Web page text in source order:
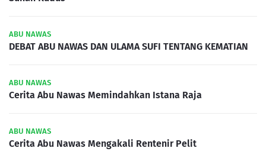
ABU NAWAS
DEBAT ABU NAWAS DAN ULAMA SUFI TENTANG KEMATIAN
ABU NAWAS
Cerita Abu Nawas Memindahkan Istana Raja
ABU NAWAS
Cerita Abu Nawas Mengakali Rentenir Pelit